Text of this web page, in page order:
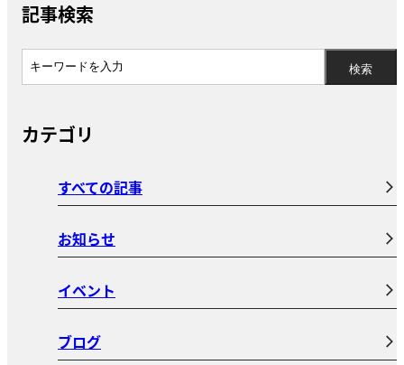
記事検索
カテゴリ
すべての記事
お知らせ
イベント
ブログ